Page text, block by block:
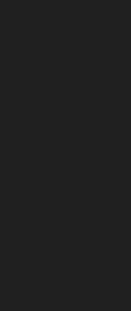
marta, ekvadorski
Maksimo je
U emotivnom
rekao je da je jeo
Poslednjih 15 dana
“Razmišljanje o
razmišljao o majci.
Njegova majka
nestanka, ona
Posle spasavanja,